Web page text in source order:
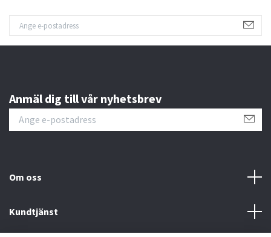
Anmäl dig till vår nyhetsbrev
Om oss
Kundtjänst